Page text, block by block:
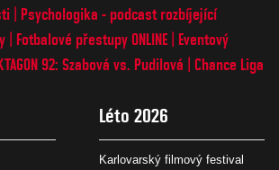
Psychologika - podcast rozbíjející
Fotbalové přestupy ONLINE
Eventový
92: Szabová vs. Pudilová
Chance Liga
Léto 2026
Karlovarský filmový festival